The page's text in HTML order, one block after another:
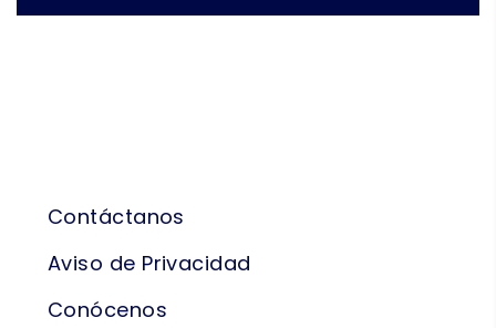
Contáctanos
Aviso de Privacidad
Conócenos